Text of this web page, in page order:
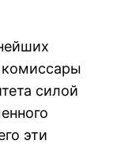
комиссары
силой
эти